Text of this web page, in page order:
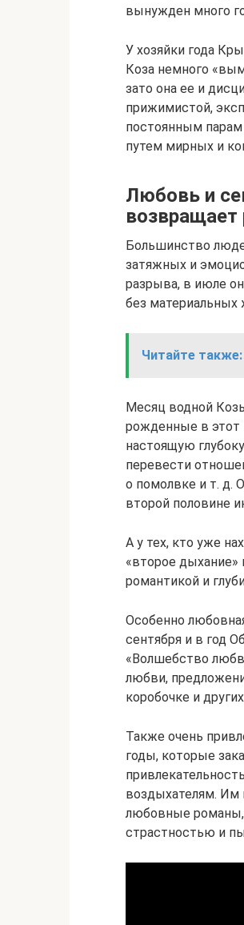
вынужден много
У хозяйки года
Коза немного
зато она ее и
прижимистой,
постоянным парам
путем мирных и
Любовь и
возвращает
Большинство
затяжных и
разрыва, в июле
без материальных
Читайте также:
Месяц водной
рожденные в этот
настоящую
перевести
о помолвке и т. д.
второй половине
А у тех, кто уже
«второе дыхание»
романтикой и
Особенно
сентября и в год
«Волшебство
любви,
коробочке и
Также очень
годы, которые
воздыхателям. Им
любовные романы,
страстностью и